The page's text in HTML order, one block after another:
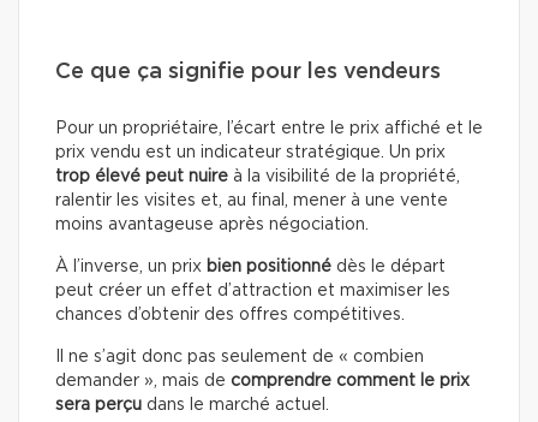
Ce que ça signifie pour les vendeurs
Pour un propriétaire, l’écart entre le prix affiché et le
prix vendu est un indicateur stratégique. Un prix
trop élevé peut nuire à la visibilité de la propriété,
ralentir les visites et, au final, mener à une vente
moins avantageuse après négociation.
À l’inverse, un prix bien positionné dès le départ
peut créer un effet d’attraction et maximiser les
chances d’obtenir des offres compétitives.
Il ne s’agit donc pas seulement de « combien
demander », mais de comprendre comment le prix
sera perçu dans le marché actuel.